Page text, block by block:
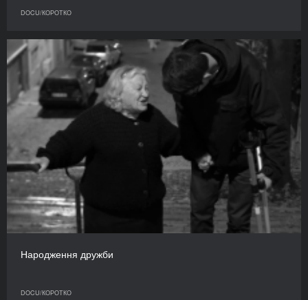
DOCU/КОРОТКО
Народження дружби
DOCU/КОРОТКО